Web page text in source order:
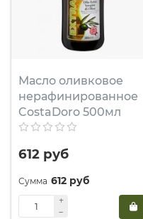
Масло оливковое
нерафинированное
CostaDoro 500мл
612 руб
612 руб